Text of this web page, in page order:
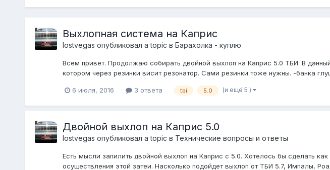
Выхлопная система на Каприс
lostvegas опубликовал a topic в Барахолка - куплю
Всем привет. Продолжаю собирать двойной выхлоп на Каприс 5.0 ТБИ. В
котором через резинки висит резонатор. Сами резинки тоже нужны. -банка
6 июля, 2016 3 ответа tbi 5.0 (и ещё 5 )
Двойной выхлоп на Каприс 5.0
lostvegas опубликовал a topic в Технические вопросы и ответы
Есть мысли запилить двойной выхлоп на Каприс с 5.0. Хотелось бы сделать
осуществления этой затеи. Насколько подойдет выхлоп от ТБИ 5.7, Импалы,